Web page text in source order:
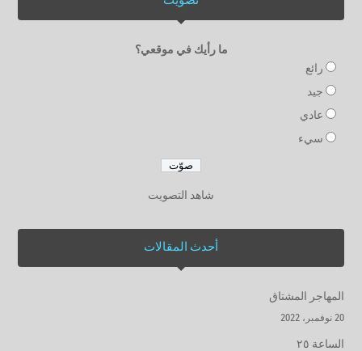
ما رأيك في موقعي؟
رائع
جيد
عادي
سيء
شاهد التصويت
أحدث المقالات
المهاجر المشتاق
20 نوفمبر، 2022
الساعة ٢٥